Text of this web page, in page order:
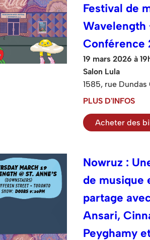
Festival de
Wavelength
Conférence
19 mars 2026 à
Salon Lula
1585, rue Dundas
PLUS D'INFOS
Acheter des
Nowruz :
de musique
partage
Ansari,
Peyghamy